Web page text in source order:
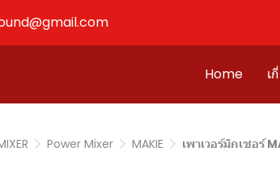
Home เ
Power Mixer MAKIE เพาเวอร์มิกเซอร์